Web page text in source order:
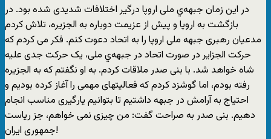
در این زمان جبهه‌ي ملی اروپا درگیر اختلافات شدیدی شده بود. در
بازگشت به اروپا و پیش از عزیمت دوباره به الجزیره، تلاش کردم
مدعیان رهبری جبهه ملی اروپا را به اتحاد دعوت کنم. فکر می کردم که
حرکت الجزایر در صورت اتحاد در جبهه‌ي ملی، یک حرکت جدی علیه
شاه خواهد شد. با بنی صدر ملاقات کردم. به او نگفتم که به الجزیره
رفته بودم، اما گوشزد کردم که فعالیتهای مهمی را آغاز کرده بودیم و
احتیاج به آرامش در جبهه داشتیم تا بتوانیم یارگیری مناسب انجام
دهیم. بنی صدر به صراحت گفت: من چیزی نمی خواهم، جز ریاست
جمهوری ایران!